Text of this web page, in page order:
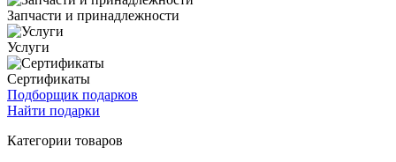
Запчасти и принадлежности
Услуги
Сертификаты
Подборщик подарков
Найти подарки
Категории товаров